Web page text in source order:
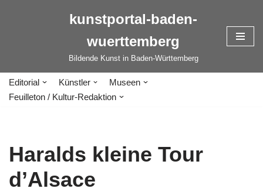
kunstportal-baden-
wuerttemberg
Bildende Kunst in Baden-Württemberg
Editorial Künstler
Museen
Feuilleton / Kultur-Redaktion
Haralds kleine Tour
d’Alsace